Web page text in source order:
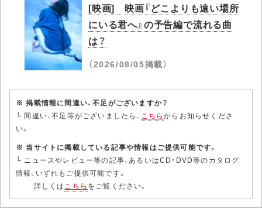
[映画] 映画『どこよりも遠い場所
にいる君へ』の予告編で流れる曲
は？
（2026/08/05掲載）
※ 掲載情報に間違い、不足がございますか？
└ 間違い、不足等がございましたら、 こちらからお知らせくださ
い。
※ 当サイトに掲載している記事や情報はご提供可能です。
└ ニュースやレビュー等の記事、あるいはCD・DVD等のカタログ
情報、いずれもご提供可能です。
詳しくはこちら をご覧ください。